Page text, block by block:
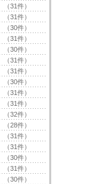
（31件）
（31件）
（30件）
（31件）
（30件）
（31件）
（31件）
（30件）
（31件）
（31件）
（32件）
（28件）
（31件）
（31件）
（30件）
（31件）
（30件）